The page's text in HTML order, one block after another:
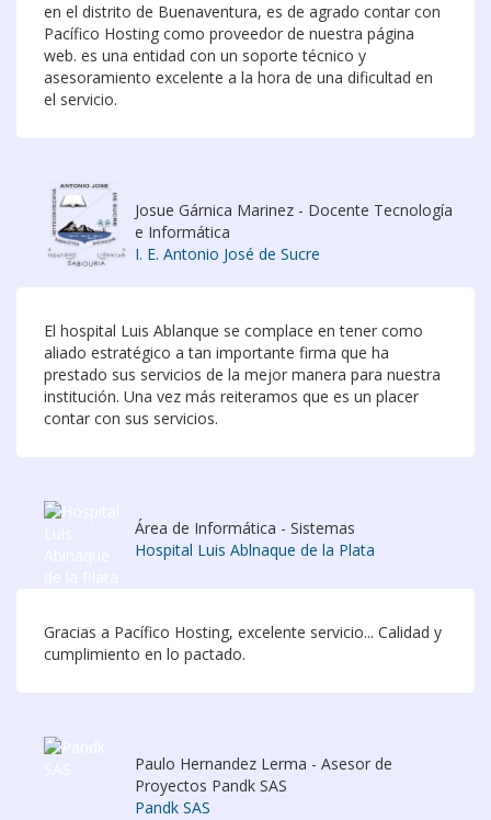
en el distrito de Buenaventura, es de agrado contar con
Pacífico Hosting como proveedor de nuestra página
web. es una entidad con un soporte técnico y
asesoramiento excelente a la hora de una dificultad en
el servicio.
Josue Gárnica Marinez - Docente Tecnología
e Informática
I. E. Antonio José de Sucre
El hospital Luis Ablanque se complace en tener como
aliado estratégico a tan importante firma que ha
prestado sus servicios de la mejor manera para nuestra
institución. Una vez más reiteramos que es un placer
contar con sus servicios.
Área de Informática - Sistemas
Hospital Luis Ablnaque de la Plata
Gracias a Pacífico Hosting, excelente servicio... Calidad y
cumplimiento en lo pactado.
Paulo Hernandez Lerma - Asesor de
Proyectos Pandk SAS
Pandk SAS